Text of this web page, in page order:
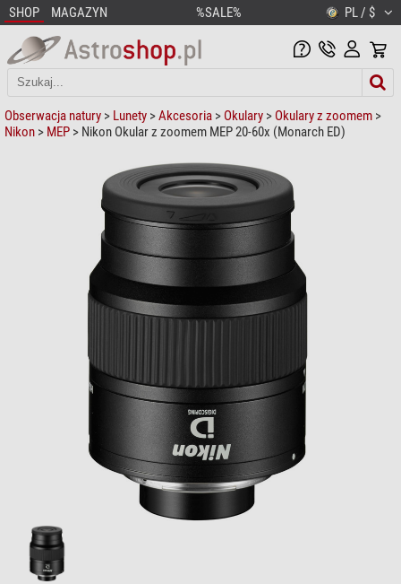
SHOP MAGAZYN %SALE% PL / $
Obserwacja natury > Lunety >Akcesoria > Okulary > Okulary z zoomem >
Nikon > MEP > Nikon Okular z zoomem MEP 20-60x (Monarch ED)